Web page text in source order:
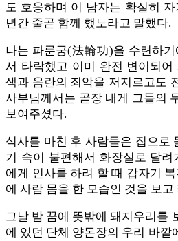
도 호응하며 이 남자는 확실히
년간 줄곧 함께 했노라고 말했다.
나는 파룬궁(法輪功)을 수련하기
서 타락했고 이미 완전 변이되어
색과 음란의 죄악을 저지르고도
사부님께서는 곧장 내게 그들의
보여주셨다.
식사를 마친 후 사람들은 집으로
기 속이 불편해서 화장실로 달
에게 인사를 하려 할 때 갑자기
에 사람 몸을 한 모습인 것을 보고
그날 밤 꿈에 뜻밖에 돼지우리를
에 있던 단체 양돈장의 우리 바깥